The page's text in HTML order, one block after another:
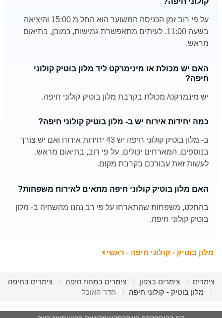
על פי רוב זמן הכניסה המשוער הוא החל מ 15:00 והיציאה
בשעה 11:00. לעיתים מתאפשרת גמישות, כמובן, בתיאום
מראש.
האם יש מכולת או מינימרקט ליד מלון בוטיק קולוני
חיפה?
יש מינמרקט/ מכולת בקרבת מלון בוטיק קולוני חיפה.
כמה יחידות אירוח יש ב- מלון בוטיק קולוני חיפה?
ב- מלון בוטיק קולוני חיפה יש 43 יחידות אירוח ואם יש צורך
בנוספים, המארחים יכולים, על פי רוב, בתיאום מראש,
לעשות זאת עבורכם בקרבת מקום.
האם מלון בוטיק קולוני חיפה מתאים לאירוח משפחות?
בהחלט, משפחות שהתארחו על פי רב נהנו מהשהיה ב- מלון
בוטיק קולוני חיפה.
מלון בוטיק - קולוני חיפה - ראשי
צימרים צימרים בצפון צימרים במחוז חיפה
צימרים בחיפה
מלון בוטיק - קולוני חיפה
חדר האוכל